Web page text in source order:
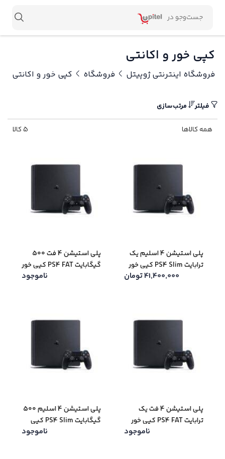
کپی خور و اکانتی
فروشگاه اینترنتی ژوپیتل فروشگاه کپی خور و اکانتی
فیلتر مرتب‌سازی
همه کالاها 5 کالا
پلی استیشن 4 اسلیم یک
ترابایت PS4 Slim کپی خور
(کار کرده – دست دوم)
41,400,000تومان
پلی استیشن 4 فت 500
گیگابایت PS4 FAT کپی خور
(کار کرده – دست دوم)ناموجود
پلی استیشن 4 فت یک
ترابایت PS4 FAT کپی خور
(کار کرده – دست دوم)ناموجود
پلی استیشن 4 اسلیم 500
گیگابایت PS4 Slim کپی
خور (کار کرده – دست دوم)
ناموجود